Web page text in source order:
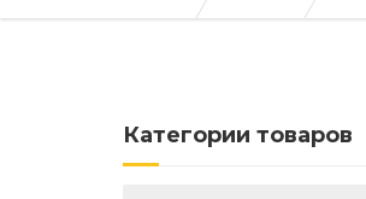
Категории товаров